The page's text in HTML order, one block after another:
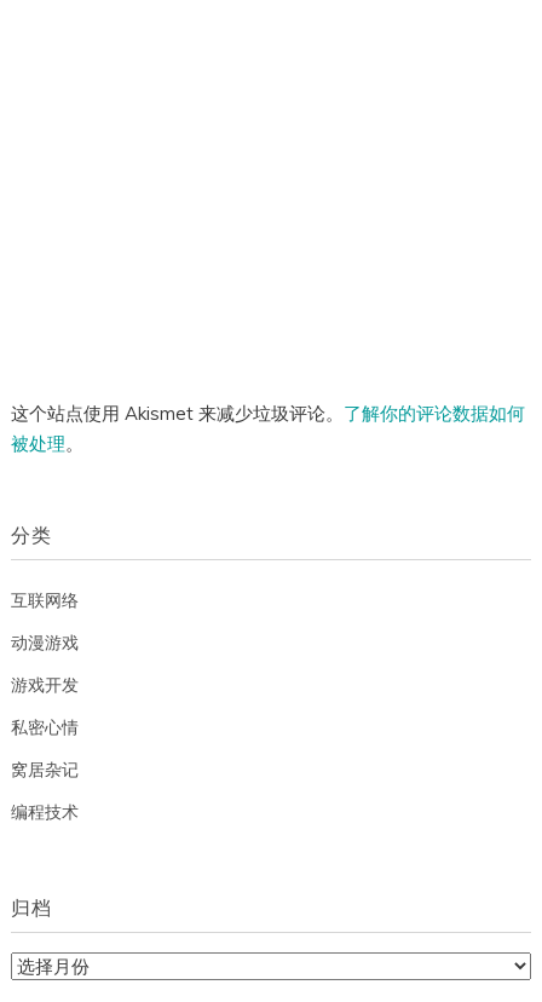
这个站点使用 Akismet 来减少垃圾评论。 了解你的评论数据如何
被处理。
分类
互联网络
动漫游戏
游戏开发
私密心情
窝居杂记
编程技术
归档
归